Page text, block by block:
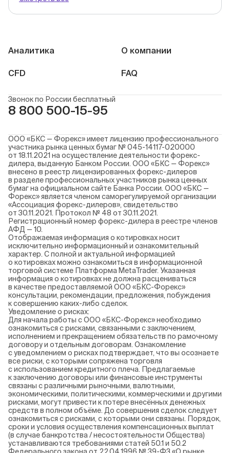
Аналитика О компании
CFD FAQ
Звонок по России бесплатный
8 800 500-15-95
ООО «БКС — Форекс» имеет лицензию профессионального
участника рынка ценных бумаг № 045-14117-020000
от 18.11.2021 на осуществление деятельности форекс-
дилера, выданную Банком России. ООО «БКС — Форекс»
внесено в реестр лицензированных форекс-дилеров
в разделе профессиональных участников рынка ценных
бумаг на официальном сайте Банка России. ООО «БКС —
Форекс» является членом саморегулируемой организации
«Ассоциация форекс-дилеров», свидетельство
от 30.11.2021. Протокол № 48 от 30.11.2021.
Регистрационный номер форекс-дилера в реестре членов
АФД — 10.
Отображаемая информация о котировках носит
исключительно информационный и ознакомительный
характер. С полной и актуальной информацией
о котировках можно ознакомиться в информационной
торговой системе Платформа MetaTrader. Указанная
информация о котировках не должна расцениваться
в качестве предоставляемой ООО «БКС-Форекс»
консультации, рекомендации, предложения, побуждения
к совершению каких-либо сделок.
Уведомление о рисках:
Для начала работы с ООО «БКС-Форекс» необходимо
ознакомиться с рисками, связанными с заключением,
исполнением и прекращением обязательств по рамочному
договору и отдельным договорам. Ознакомление
с уведомлением о рисках подтверждает, что вы осознаете
все риски, с которыми сопряжена торговля
с использованием кредитного плеча. Предлагаемые
к заключению договоры или финансовые инструменты
связаны с различными рыночными, валютными,
экономическими, политическими, коммерческими и другими
рисками, могут привести к потере внесённых денежных
средств в полном объёме. До совершения сделок следует
ознакомиться с рисками, с которыми они связаны. Порядок,
сроки и условия осуществления компенсационных выплат
(в случае банкротства / несостоятельности Общества)
устанавливаются требованиями статей 50.1 и 50.2